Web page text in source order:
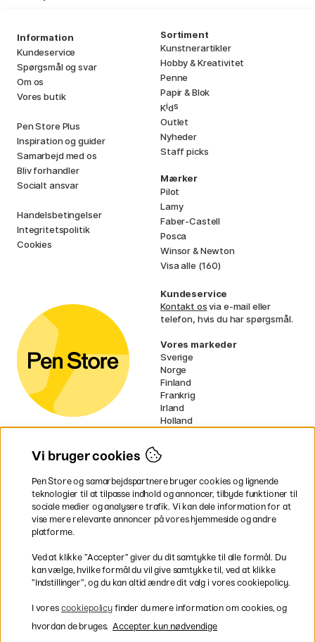
Information
Kundeservice
Spørgsmål og svar
Om os
Vores butik
Pen Store Plus
Inspiration og guider
Samarbejd med os
Bliv forhandler
Socialt ansvar
Handelsbetingelser
Integritetspolitik
Cookies
Sortiment
Kunstnerartikler
Hobby & Kreativitet
Penne
Papir & Blok
Kids
Outlet
Nyheder
Staff picks
Mærker
Pilot
Lamy
Faber-Castell
Posca
Winsor & Newton
Visa alle (160)
Kundeservice
Kontakt osvia e-mail eller
telefon, hvis du har spørgsmål.
Vores markeder
Sverige
Norge
Finland
Frankrig
Irland
Holland
EU
* Specifikkefragtvilkår gælder for
voluminøse varer.
Hurtig levering til hele Danmark
Vi bruger cookies
Pen Store og samarbejdspartnere bruger cookies og lignende
teknologier til at tilpasse indhold og annoncer, tilbyde funktioner til
sociale medier og analysere trafik. Vi kan dele information for at
vise mere relevante annoncer på vores hjemmeside og andre
platforme.
Ved at klikke ”Accepter” giver du dit samtykke til alle formål. Du
kan vælge, hvilke formål du vil give samtykke til, ved at klikke
”Indstillinger”, og du kan altid ændre dit valg i vores cookiepolicy.
I vores cookiepolicyfinder du mere information om cookies, og
hvordan de bruges. Accepter kun nødvendige